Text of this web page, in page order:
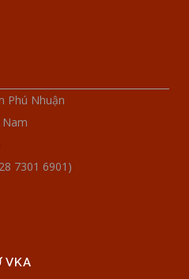
Phú Nhuận
Nam
7301 6901)
VKA